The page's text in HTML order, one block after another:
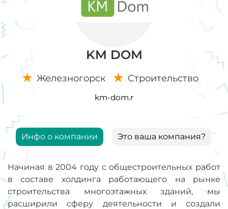
KM DOM
Железногорск Строительство
km-dom.r
Инфо о компании Это ваша компания?
Начиная в 2004 году с общестроительных работ
в составе холдинга работающего на рынке
строительства многоэтажных зданий, мы
расширили сферу деятельности и создали